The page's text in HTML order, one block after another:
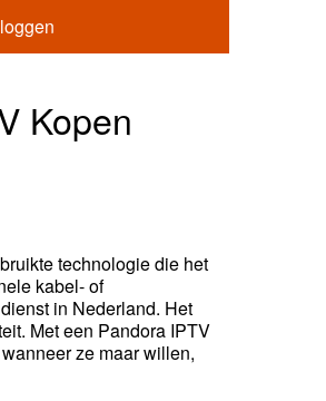
Kopen
technologie die het
kabel- of
in Nederland. Het
Met een Pandora IPTV
ze maar willen,